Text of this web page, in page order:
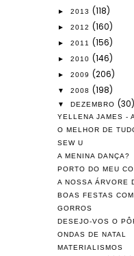
► 2013 (118)
► 2012 (160)
► 2011 (156)
► 2010 (146)
► 2009 (206)
▼ 2008 (198)
▼ DEZEMBRO (30)
YELLENA JAMES -
O MELHOR DE
SEW U
A MENINA DANÇA?
PORTO DO MEU
A NOSSA ÁRVORE
BOAS FESTAS
GORROS
DESEJO-VOS O
ONDAS DE NATAL
MATERIALISMOS